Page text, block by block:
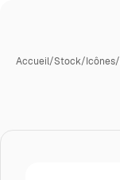
Accueil/Stock/Icônes/